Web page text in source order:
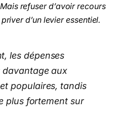
refuser d’avoir recours
d’un levier essentiel.
les dépenses
aux
populaires, tandis
plus fortement sur